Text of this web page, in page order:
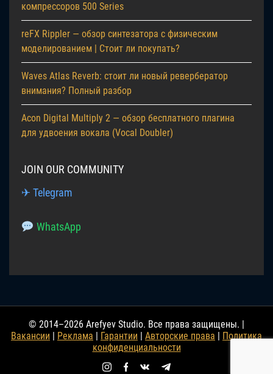
компрессоров 500 Series
reFX Rippler — обзор синтезатора с физическим
моделированием | Стоит ли покупать?
Waves Atlas Reverb: стоит ли новый ревербератор
внимания? Полный разбор
Acon Digital Multiply 2 — обзор бесплатного плагина
для удвоения вокала (Vocal Doubler)
JOIN OUR COMMUNITY
✈ Telegram
WhatsApp
© 2014–2026 Arefyev Studio. Все права защищены. |
Вакансии | Реклама | Гарантии | Авторские права | Политика
конфиденциальности